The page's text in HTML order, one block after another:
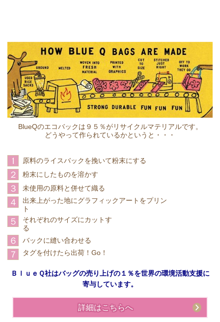
BlueQのエコバックは９５％がリサイクルマテリアルです。
どうやって作られているかというと・・・
1 原料のライスバックを挽いて粉末にする
２ 粉末にしたものを溶かす
３ 未使用の原料と併せて織る
４
出来上がった地にグラフィックアートをプリン
ト
５
それぞれのサイズにカットす
る
６ バックに縫い合わせる
７ タグを付けたら出荷！Go！
ＢｌｕｅＱ社はバッグの売り上げの１％を世界の環境活動支援に
寄与しています。
詳細はこちらへ